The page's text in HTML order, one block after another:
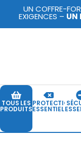
UN COFFRE-
EXIGENCES – UN
TOUS LES
PRODUITS
PROTECTION
ESSENTIELLE